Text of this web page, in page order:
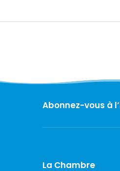
Abonnez-vous à
La Chambre